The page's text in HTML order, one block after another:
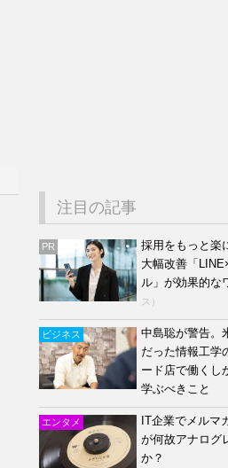
注目の記事
PR
採用をもっと楽
大幅改善「
ル」が効果的な
ス）
ビジネス
中島聡が警告。
だった情報工学
ード店で働くし
学ぶべきこと
エンタメ
IT企業でメルマ
が何故アナログ
か？